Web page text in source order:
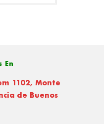
En
1102, Monte
de Buenos